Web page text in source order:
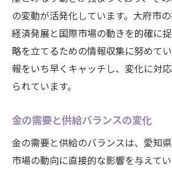
の変動が活発化しています。大府市
経済発展と国際市場の動きを的確に
略を立てるための情報収集に努めて
報をいち早くキャッチし、変化に対
られています。
金の需要と供給バランスの変化
金の需要と供給のバランスは、愛知
市場の動向に直接的な影響を与えて